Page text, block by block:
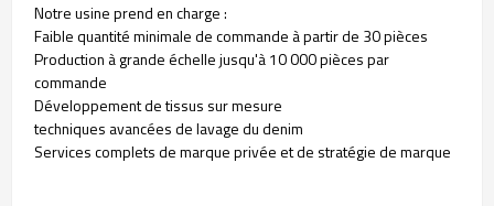
Notre usine prend en charge :
Faible quantité minimale de commande à partir de 30 pièces
Production à grande échelle jusqu'à 10 000 pièces par
commande
Développement de tissus sur mesure
techniques avancées de lavage du denim
Services complets de marque privée et de stratégie de marque